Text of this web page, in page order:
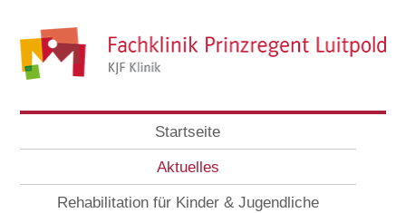
Startseite
Aktuelles
Rehabilitation für Kinder & Jugendliche